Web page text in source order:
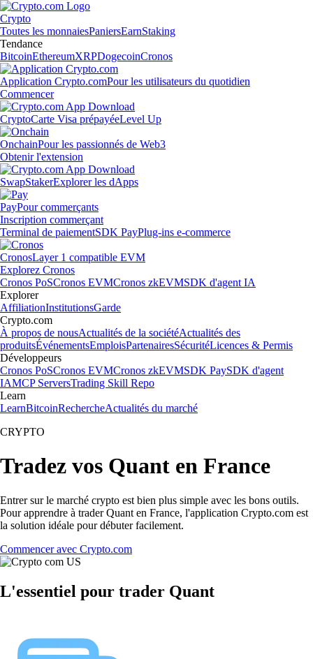
Crypto
Toutes les monnaiesPaniersEarnStaking
Tendance
BitcoinEthereumXRPDogecoinCronos
Application Crypto.comPour les utilisateurs du quotidien
Commencer
CryptoCarte Visa prépayéeLevel Up
OnchainPour les passionnés de Web3
Obtenir l'extension
SwapStakerExplorer les dApps
PayPour commerçants
Inscription commerçant
Terminal de paiementSDK PayPlug-ins e-commerce
CronosLayer 1 compatible EVM
Explorez Cronos
Cronos PoSCronos EVMCronos zkEVMSDK d'agent IA
Explorer
AffiliationInstitutionsGarde
Crypto.com
À propos de nousActualités de la sociétéActualités des
produitsÉvénementsEmploisPartenairesSécuritéLicences & Permis
Développeurs
Cronos PoSCronos EVMCronos zkEVMSDK PaySDK d'agent
IAMCP ServersTrading Skill Repo
Learn
LearnBitcoinRechercheActualités du marché
CRYPTO
Tradez vos Quant en France
Entrer sur le marché crypto est bien plus simple avec les bons outils.
Pour apprendre à trader Quant en France, l'application Crypto.com est
la solution idéale pour débuter facilement.
Commencer avec Crypto.com
L'essentiel pour trader Quant